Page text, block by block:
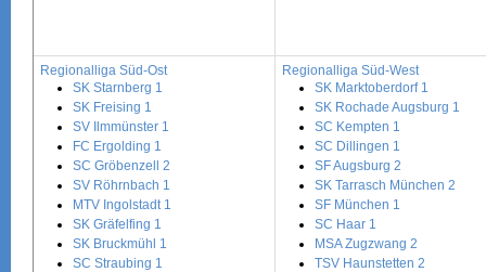
Regionalliga Süd-Ost
SK Starnberg 1
SK Freising 1
SV Ilmmünster 1
FC Ergolding 1
SC Gröbenzell 2
SV Röhrnbach 1
MTV Ingolstadt 1
SK Gräfelfing 1
SK Bruckmühl 1
SC Straubing 1
Regionalliga Süd-West
SK Marktoberdorf 1
SK Rochade Augsburg 1
SC Kempten 1
SC Dillingen 1
SF Augsburg 2
SK Tarrasch München 2
SF München 1
SC Haar 1
MSA Zugzwang 2
TSV Haunstetten 2